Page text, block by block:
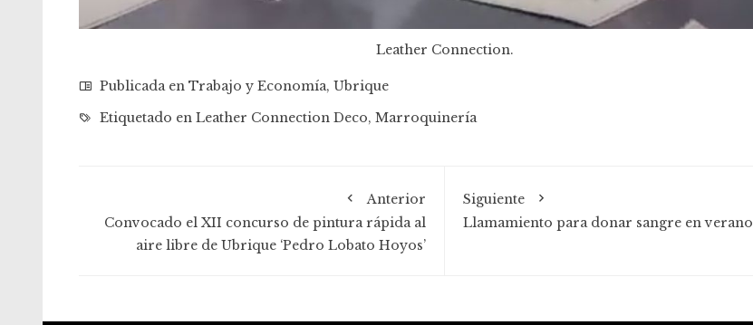
Leather Connection.
Publicada en Trabajo y Economía, Ubrique
Etiquetado en Leather Connection Deco, Marroquinería
Anterior
Convocado el XII concurso de pintura rápida al
aire libre de Ubrique ‘Pedro Lobato Hoyos’
Siguiente
Llamamiento para donar sangre en verano